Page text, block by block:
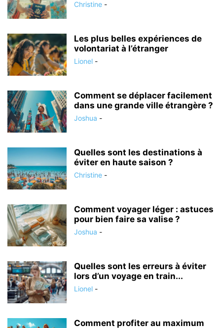
Christine -
Les plus belles expériences de
volontariat à l’étranger
Lionel -
Comment se déplacer facilement
dans une grande ville étrangère ?
Joshua -
Quelles sont les destinations à
éviter en haute saison ?
Christine -
Comment voyager léger : astuces
pour bien faire sa valise ?
Joshua -
Quelles sont les erreurs à éviter
lors d’un voyage en train...
Lionel -
Comment profiter au maximum